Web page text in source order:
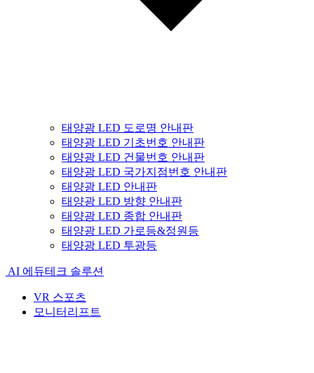
태양광 LED 도로명 안내판
태양광 LED 기초번호 안내판
태양광 LED 건물번호 안내판
태양광 LED 국가지점번호 안내판
태양광 LED 안내판
태양광 LED 방향 안내판
태양광 LED 종합 안내판
태양광 LED 가로등&정원등
태양광 LED 투광등
AI 에듀테크 솔루션
VR 스포츠
모니터리프트